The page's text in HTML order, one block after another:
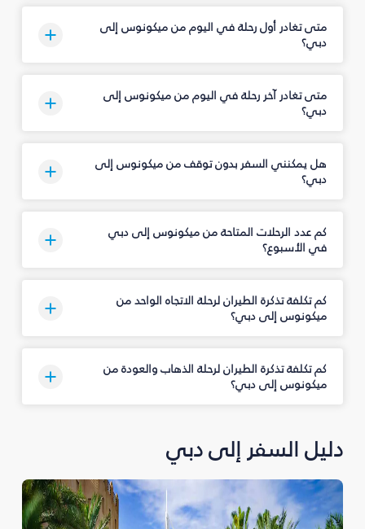
متى تغادر أول رحلة في اليوم من ميكونوس إلى
دبي؟
متى تغادر آخر رحلة في اليوم من ميكونوس إلى
دبي؟
هل يمكنني السفر بدون توقف من ميكونوس إلى
دبي؟
كم عدد الرحلات المتاحة من ميكونوس إلى دبي
في الأسبوع؟
كم تكلفة تذكرة الطيران لرحلة الاتجاه الواحد من
ميكونوس إلى دبي؟
كم تكلفة تذكرة الطيران لرحلة الذهاب والعودة من
ميكونوس إلى دبي؟
دليل السفر إلى دبي